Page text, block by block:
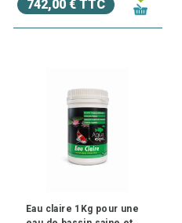
742,00 € TTC
Eau claire 1Kg pour une